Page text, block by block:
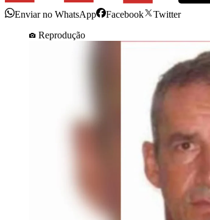
Enviar no WhatsApp Facebook
Twitter
Reprodução